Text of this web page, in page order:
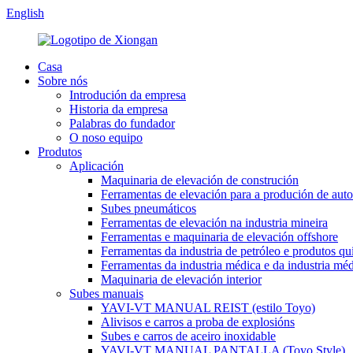
English
Casa
Sobre nós
Introdución da empresa
Historia da empresa
Palabras do fundador
O noso equipo
Produtos
Aplicación
Maquinaria de elevación de construción
Ferramentas de elevación para a produción de
Subes pneumáticos
Ferramentas de elevación na industria mineira
Ferramentas e maquinaria de elevación offshore
Ferramentas da industria de petróleo e produtos
Ferramentas da industria médica e da industria
Maquinaria de elevación interior
Subes manuais
YAVI-VT MANUAL REIST (estilo Toyo)
Alivisos e carros a proba de explosións
Subes e carros de aceiro inoxidable
YAVI-VT MANUAL PANTALLA (Toyo Style)